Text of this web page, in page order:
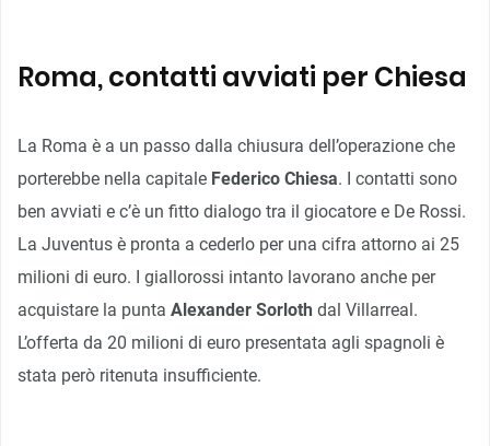
Roma, contatti avviati per Chiesa
La Roma è a un passo dalla chiusura dell’operazione che
porterebbe nella capitale Federico Chiesa. I contatti sono
ben avviati e c’è un fitto dialogo tra il giocatore e De Rossi.
La Juventus è pronta a cederlo per una cifra attorno ai 25
milioni di euro. I giallorossi intanto lavorano anche per
acquistare la punta Alexander Sorloth dal Villarreal.
L’offerta da 20 milioni di euro presentata agli spagnoli è
stata però ritenuta insufficiente.